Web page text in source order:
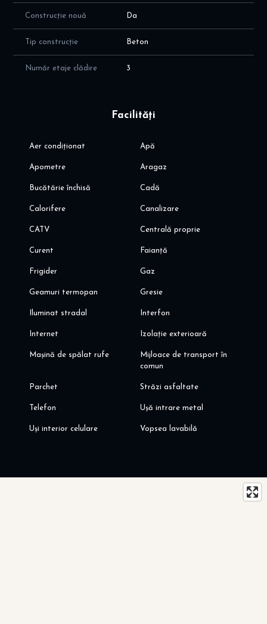
Construcție nouă Da
Tip construcție Beton
Număr etaje clădire 3
Facilități
Aer condiționat Apă
Apometre Aragaz
Bucătărie închisă Cadă
Calorifere Canalizare
CATV Centrală proprie
Curent Faianță
Frigider Gaz
Geamuri termopan Gresie
Iluminat stradal Interfon
Internet Izolație exterioară
Mașină de spălat rufe
Mijloace de transport în
comun
Parchet Străzi asfaltate
Telefon Ușă intrare metal
Uși interior celulare Vopsea lavabilă